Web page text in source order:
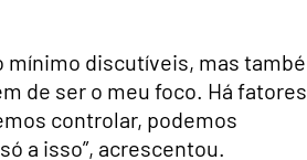
mínimo discutíveis, mas
de ser o meu foco. Há fatores
controlar, podemos
a isso”, acrescentou.